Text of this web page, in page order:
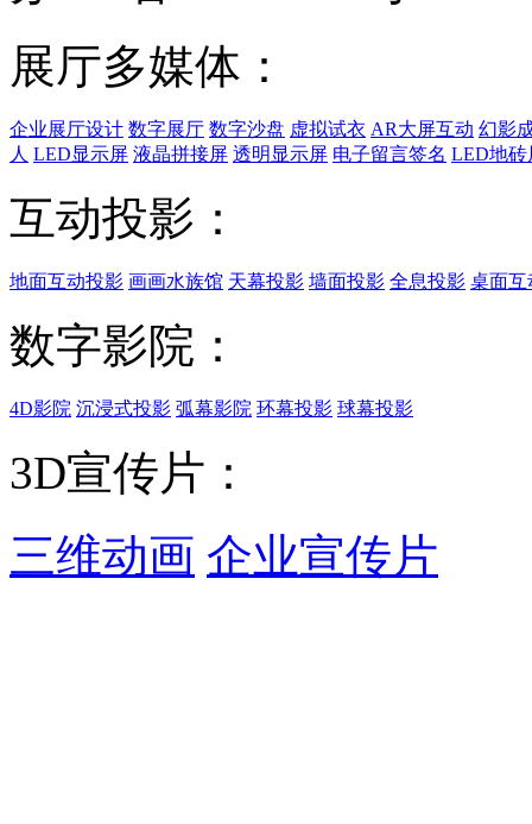
展厅多媒体：
企业展厅设计 数字展厅 数字沙盘 虚拟试衣 AR大屏互动 幻影
人 LED显示屏 液晶拼接屏 透明显示屏 电子留言签名 LED地砖
互动投影：
地面互动投影 画画水族馆 天幕投影 墙面投影 全息投影 桌面互
数字影院：
4D影院 沉浸式投影 弧幕影院 环幕投影 球幕投影
3D宣传片：
三维动画 企业宣传片